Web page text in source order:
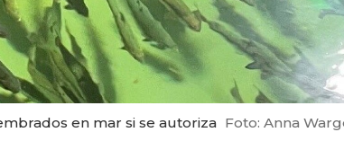
en mar si se autoriza Foto: Anna